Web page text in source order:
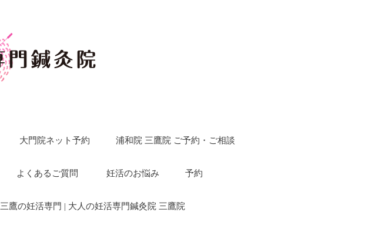
大門院ネット予約 浦和院 三鷹院 ご予約・ご相談
よくあるご質問 妊活のお悩み 予約
三鷹の妊活専門 | 大人の妊活専門鍼灸院 三鷹院